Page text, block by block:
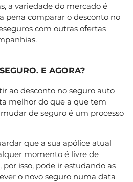
a variedade do mercado é
pena comparar o desconto no
com outras ofertas
E AGORA?
ao desconto no seguro auto
melhor do que a que tem
de seguro é um processo
que a sua apólice atual
momento é livre de
isso, pode ir estudando as
o novo seguro numa data